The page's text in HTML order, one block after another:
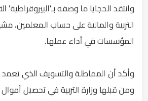
وانتقد الحجايا ما وصفه بـ'البيروقراطية'
التربية والمالية على حساب المعلمين،
المؤسسات في أداء عملها.
وأكد أن المماطلة والتسويف الذي تعمد
ومن قبلها وزارة التربية في تحصيل